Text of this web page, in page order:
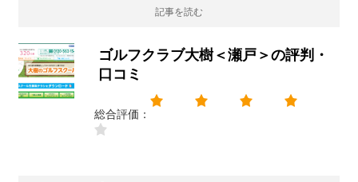
記事を読む
ゴルフクラブ大樹＜瀬戸＞の評判・
口コミ
総合評価：